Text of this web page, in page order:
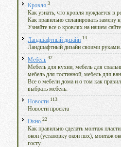
Кровля 3
Как узнать, что кровля нуждается в
Как правильно спланировать замену
Узнайте все о кровлях на нашем
Ландшафтный дизайн 14
Ландшафтный дизайн своими руками.
Мебель 42
Мебель для кухни, мебель для
мебель для гостинной, мебель для
Все о мебели дома и о том как
выбрать мебель.
Новости 113
Новости проекта
Окно 22
Как правильно сделать монтаж
окон (установку окон пвх), монтаж
госту.